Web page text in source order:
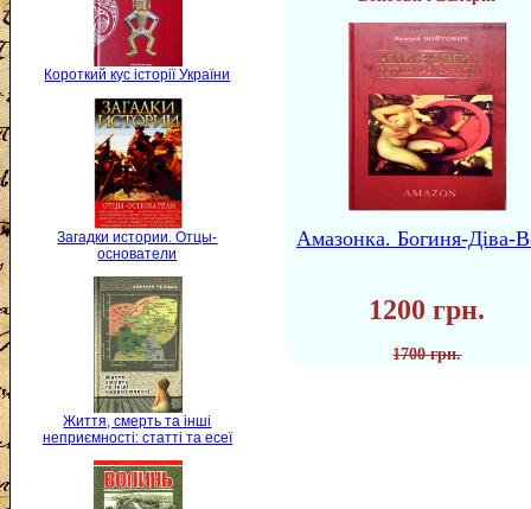
Короткий кус історії України
Загадки истории. Отцы-
основатели
Життя, смерть та інші
неприємності: статті та есеї
Амазонка. Богиня-Діва-
1200 грн.
1700 грн.